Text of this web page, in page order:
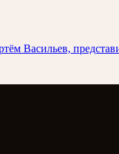
Васильев,